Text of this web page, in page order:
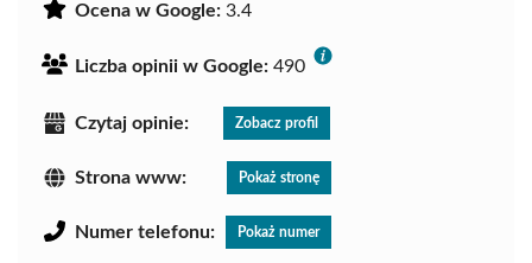
Ocena w Google: 3.4
Liczba opinii w Google: 490
Czytaj opinie: Zobacz profil
Strona www: Pokaż stronę
Numer telefonu: Pokaż numer